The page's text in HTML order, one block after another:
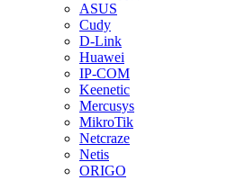
ASUS
Cudy
D-Link
Huawei
IP-COM
Keenetic
Mercusys
MikroTik
Netcraze
Netis
ORIGO